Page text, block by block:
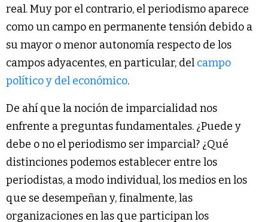
real. Muy por el contrario, el periodismo aparece
como un campo en permanente tensión debido a
su mayor o menor autonomía respecto de los
campos adyacentes, en particular, del campo
político y del económico.
De ahí que la noción de imparcialidad nos
enfrente a preguntas fundamentales. ¿Puede y
debe o no el periodismo ser imparcial? ¿Qué
distinciones podemos establecer entre los
periodistas, a modo individual, los medios en los
que se desempeñan y, finalmente, las
organizaciones en las que participan los